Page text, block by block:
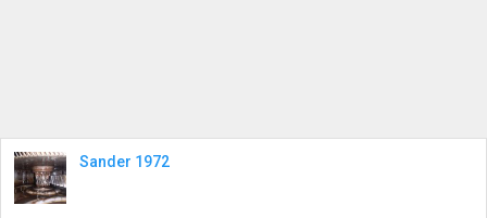
Sander 1972